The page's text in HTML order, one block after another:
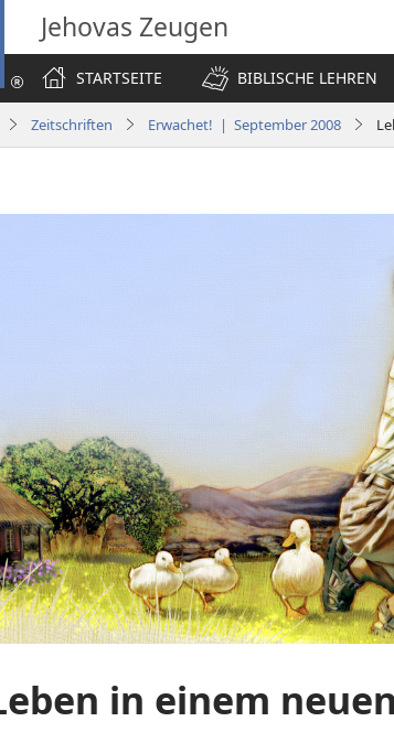
Jehovas Zeugen
STARTSEITE
BIBLISCHE LEHREN
Zeitschriften Erwachet! | September 2008
in einem